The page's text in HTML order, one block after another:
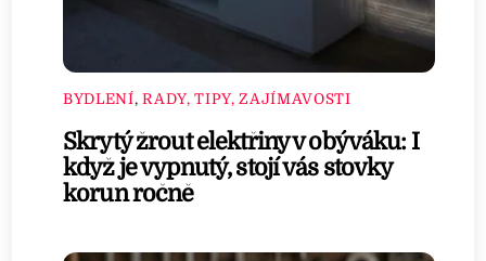
BYDLENÍ,RADY, TIPY, ZAJÍMAVOSTI
Skrytý žrout elektřiny v obýváku: I
když je vypnutý, stojí vás stovky
korun ročně